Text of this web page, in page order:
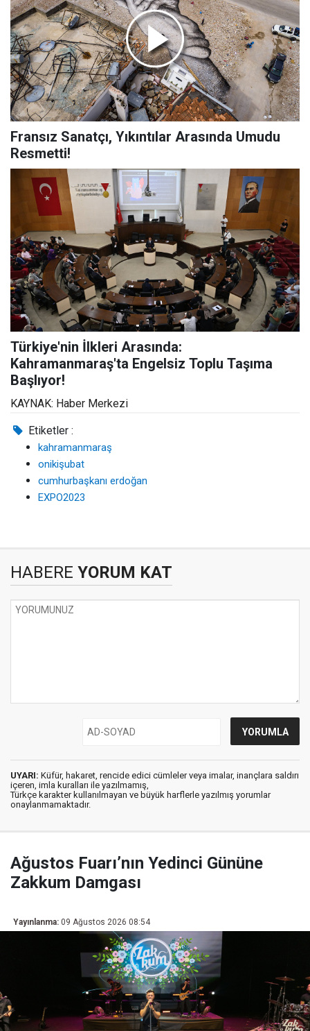
Fransız Sanatçı, Yıkıntılar Arasında Umudu
Resmetti!
Türkiye'nin İlkleri Arasında:
Kahramanmaraş'ta Engelsiz Toplu Taşıma
Başlıyor!
KAYNAK: Haber Merkezi
Etiketler :
kahramanmaraş
onikişubat
cumhurbaşkanı erdoğan
EXPO2023
HABERE YORUM KAT
UYARI: Küfür, hakaret, rencide edici cümleler veya imalar, inançlara saldırı
içeren, imla kuralları ile yazılmamış,
Türkçe karakter kullanılmayan ve büyük harflerle yazılmış yorumlar
onaylanmamaktadır.
Ağustos Fuarı’nın Yedinci Gününe
Zakkum Damgası
Yayınlanma: 09 Ağustos 2026 08:54